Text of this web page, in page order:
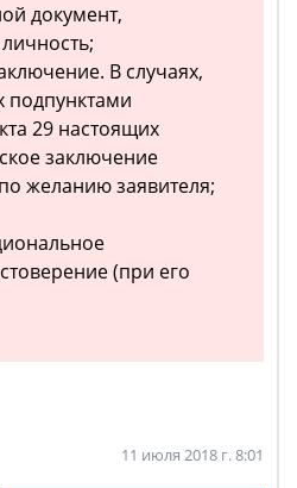
документ,
В случаях,
подпунктами
29 настоящих
заключение
желанию заявителя;
(при его
11 июля 2018 г. 8:01